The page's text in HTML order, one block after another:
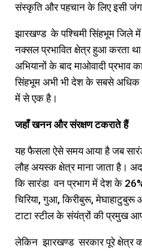
संस्कृति और पहचान के लिए इसी
झारखण्ड के पश्चिमी सिंहभूम जिले में
नक्सल प्रभावित क्षेत्र हुआ करता
अभियानों के बाद माओवादी प्रभाव
सिंहभूम अभी भी देश के सबसे अधिक
में से एक है।
जहाँ खनन और संरक्षण टकराते हैं
यह फैसला ऐसे समय आया है जब
लौह अयस्क क्षेत्र माना जाता है।
कि सारंडा वन प्रभाग में देश के
चिरिया, गुआ, किरीबुरू,
टाटा स्टील के संयंत्रों की प्रमुख
लेकिन झारखण्ड सरकार पूरे क्षेत्र